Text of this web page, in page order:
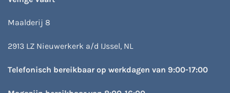
Maalderij 8
2913 LZ Nieuwerkerk a/d IJssel, NL
Telefonisch bereikbaar op werkdagen van 9:00-17:00